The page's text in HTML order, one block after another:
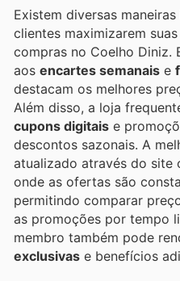
Existem diversas
clientes maximizarem
compras no Coelho Diniz.
aos encartes semanais e
destacam os melhores
Além disso, a loja
cupons digitais e
descontos sazonais. A
atualizado através do site
onde as ofertas são
permitindo comparar
as promoções por tempo
membro também pode
exclusivas e benefícios